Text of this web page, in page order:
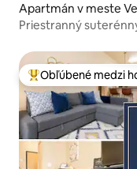
Apartmán v meste
Priestranný
Najobľúbenejšie
Obľúbené medzi